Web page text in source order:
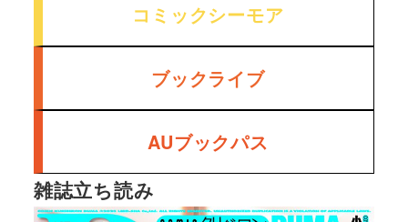
コミックシーモア
ブックライブ
AUブックパス
雑誌立ち読み